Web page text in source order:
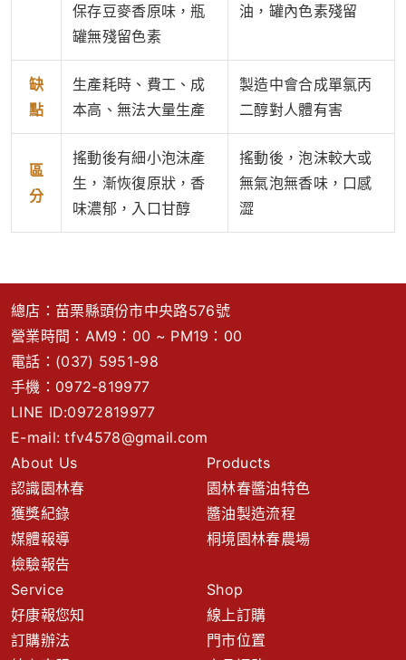
保存豆麥香原味，瓶
罐無殘留色素
油，罐內色素殘留
缺
點
生產耗時、費工、成
本高、無法大量生產
製造中會合成單氯丙
二醇對人體有害
區
分
搖動後有細小泡沫產
生，漸恢復原狀，香
味濃郁，入口甘醇
搖動後，泡沫較大或
無氣泡無香味，口感
澀
總店：苗栗縣頭份市中央路576號
營業時間：AM9：00 ~ PM19：00
電話： (037) 5951-98
手機： 0972-819977
LINE ID:0972819977
E-mail:tfv4578@gmail.com
About Us
認識園林春
獲獎紀錄
媒體報導
檢驗報告
Products
園林春醬油特色
醬油製造流程
桐境園林春農場
Service
好康報您知
訂購辦法
Shop
線上訂購
門市位置